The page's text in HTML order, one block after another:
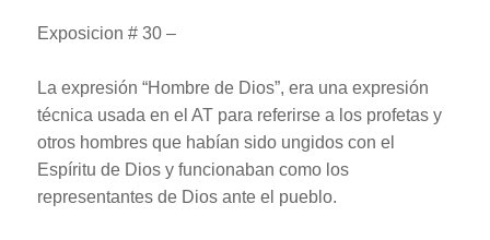
Exposicion # 30 –
La expresión “Hombre de Dios”, era una expresión
técnica usada en el AT para referirse a los profetas y
otros hombres que habían sido ungidos con el
Espíritu de Dios y funcionaban como los
representantes de Dios ante el pueblo.